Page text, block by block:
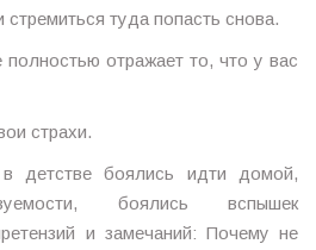
туда попасть снова.
полностью отражает то, что у вас
страхи.
детстве боялись идти домой,
боялись вспышек
и замечаний: Почему не